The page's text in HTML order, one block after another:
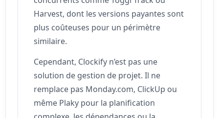
Harvest, dont les versions payantes sont
plus coûteuses pour un périmètre
similaire.
Cependant, Clockify n’est pas une
solution de gestion de projet. Il ne
remplace pas Monday.com, ClickUp ou
même Plaky pour la planification